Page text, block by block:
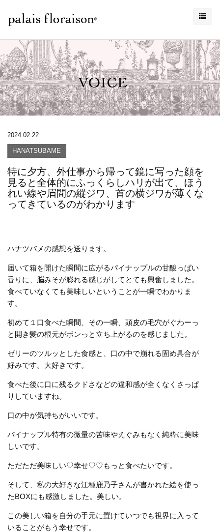
2024.02.22
HANATSUBAME
特に夕方、外仕事から帰って鏡に写った顔を
見ると全体的にふっくらしハリが出て、ほう
れい線や眉間の縦ジワ、首の横ジワが薄くな
ってきているのがわかります
ハナツバメの感想を送ります。
届いて箱を開けた瞬間に広がるパイナップルの甘酸っぱい
香りに、脳みそが膨れる感じがしてとても興奮しました。
食べていなくても美味しいということが一瞬でわかりま
す。
初めて１口食べた瞬間、その一瞬、頭皮の毛穴がぐわーっ
と開き髪の根元がボンっと立ち上がるのを感じました。
ゼリーのツルッとした食感と、口の中で崩れる固め具合が
好みです。大好きです。
食べた後に口に残るクドさなどの違和感が全くなくさっぱ
りしていますね。
口の中が気持ちがいいです。
パイナップル特有の微量の苦味やえぐみもなく純粋に美味
しいです。
ただただ美味しい♡幸せ♡♡もっと食べたいです。
そして、私の大好きな江種鹿乃子さんが書かれた絵を使っ
たBOXにも感激しました。美しい。
この美しい箱を自分の手元に置けていつでも視界に入って
いることがもう幸せです。